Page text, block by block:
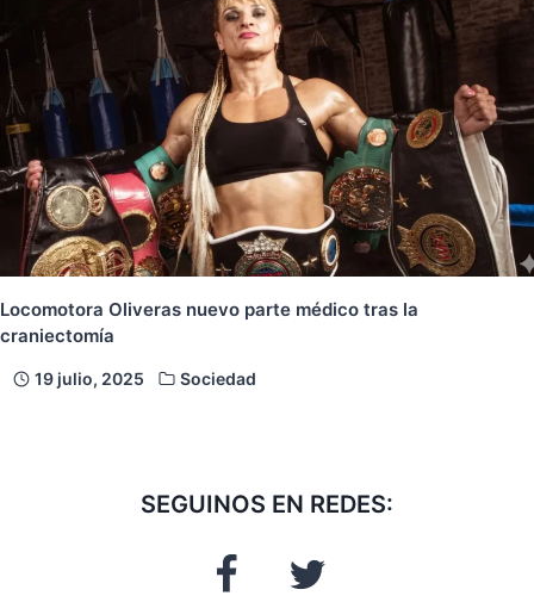
Locomotora Oliveras nuevo parte médico tras la
craniectomía
19 julio, 2025 Sociedad
SEGUINOS EN REDES: